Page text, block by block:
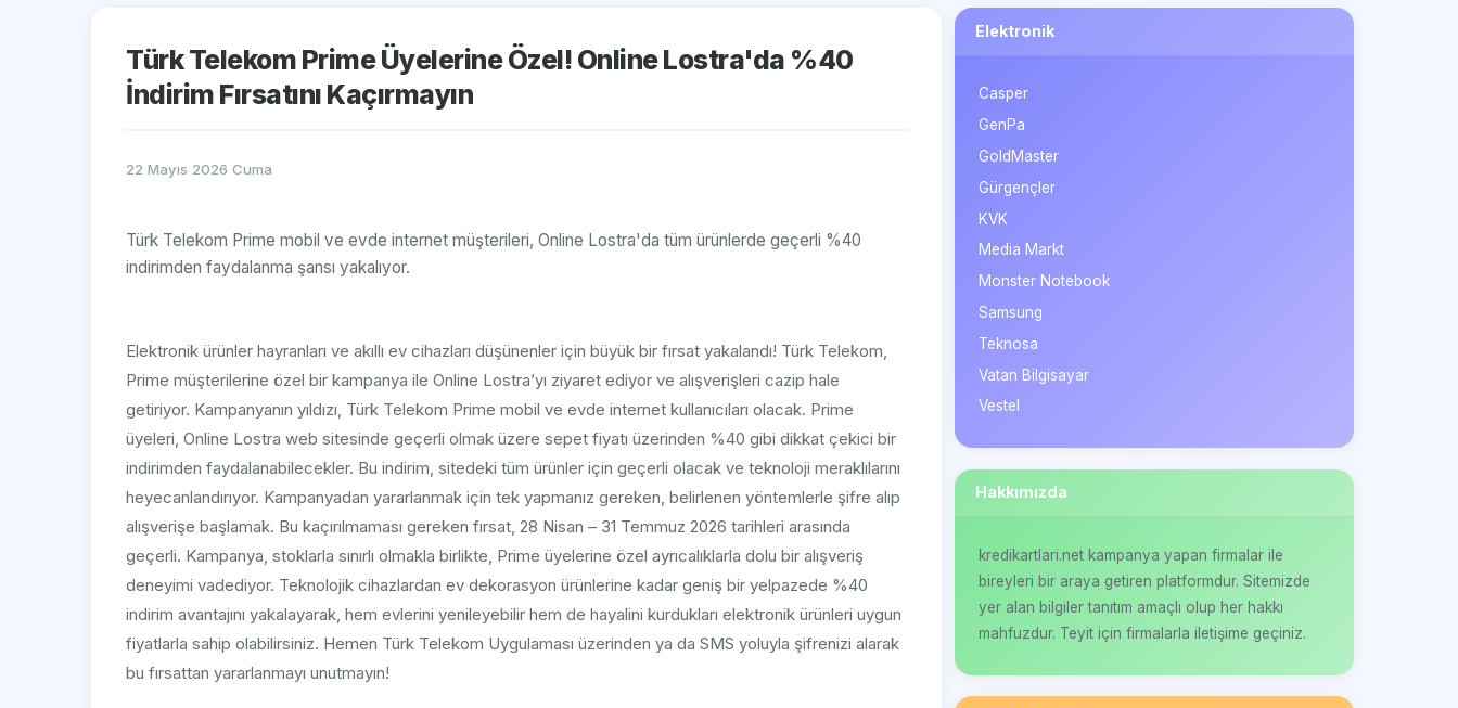
Türk Telekom Prime Üyelerine Özel! Online Lostra'da %40
İndirim Fırsatını Kaçırmayın
22 Mayıs 2026 Cuma
Türk Telekom Prime mobil ve evde internet müşterileri, Online Lostra'da tüm ürünlerde geçerli %40
indirimden faydalanma şansı yakalıyor.
Elektronik ürünler hayranları ve akıllı ev cihazları düşünenler için büyük bir fırsat yakalandı! Türk Telekom,
Prime müşterilerine özel bir kampanya ile Online Lostra’yı ziyaret ediyor ve alışverişleri cazip hale
getiriyor. Kampanyanın yıldızı, Türk Telekom Prime mobil ve evde internet kullanıcıları olacak. Prime
üyeleri, Online Lostra web sitesinde geçerli olmak üzere sepet fiyatı üzerinden %40 gibi dikkat çekici bir
indirimden faydalanabilecekler. Bu indirim, sitedeki tüm ürünler için geçerli olacak ve teknoloji meraklılarını
heyecanlandırıyor. Kampanyadan yararlanmak için tek yapmanız gereken, belirlenen yöntemlerle şifre alıp
alışverişe başlamak. Bu kaçırılmaması gereken fırsat, 28 Nisan – 31 Temmuz 2026 tarihleri arasında
geçerli. Kampanya, stoklarla sınırlı olmakla birlikte, Prime üyelerine özel ayrıcalıklarla dolu bir alışveriş
deneyimi vadediyor. Teknolojik cihazlardan ev dekorasyon ürünlerine kadar geniş bir yelpazede %40
indirim avantajını yakalayarak, hem evlerini yenileyebilir hem de hayalini kurdukları elektronik ürünleri uygun
fiyatlarla sahip olabilirsiniz. Hemen Türk Telekom Uygulaması üzerinden ya da SMS yoluyla şifrenizi alarak
bu fırsattan yararlanmayı unutmayın!
Elektronik
Casper
GenPa
GoldMaster
Gürgençler
KVK
Media Markt
Monster Notebook
Samsung
Teknosa
Vatan Bilgisayar
Vestel
Hakkımızda
kredikartlari.net kampanya yapan firmalar ile
bireyleri bir araya getiren platformdur. Sitemizde
yer alan bilgiler tanıtım amaçlı olup her hakkı
mahfuzdur. Teyit için firmalarla iletişime geçiniz.